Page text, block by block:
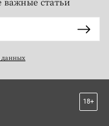
данных
18+